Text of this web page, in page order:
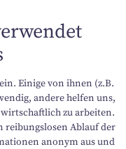
Einige von ihnen (z.B.
andere helfen uns,
zu arbeiten.
reibungslosen Ablauf der
anonym aus und